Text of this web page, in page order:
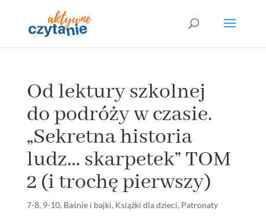
Od lektury szkolnej
do podróży w czasie.
„Sekretna historia
ludz… skarpetek” TOM
2 (i trochę pierwszy)
7-8, 9-10, Baśnie i bajki, Książki dla dzieci, Patronaty